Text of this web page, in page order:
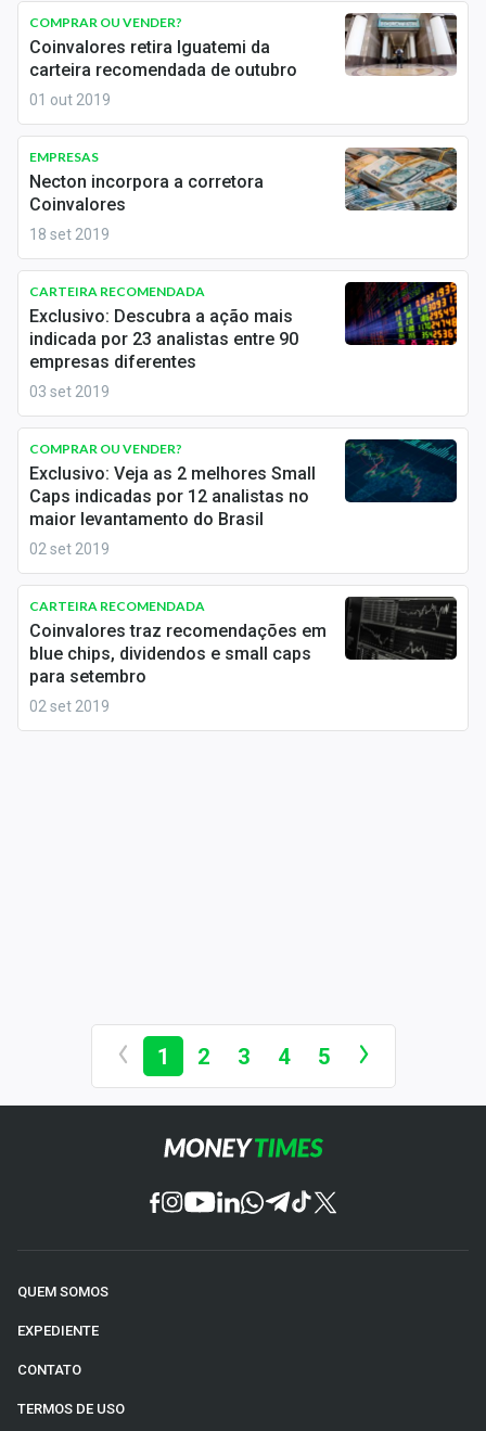
Política
Colunas
Especiais
Internacional
Marketing
Tecnologia
Conteúdo de Marca
Sobre
Expediente
Contato
COMPRAR OU VENDER?
Coinvalores retira Iguatemi da
carteira recomendada de outubro
01 out 2019
EMPRESAS
Necton incorpora a corretora
Coinvalores
18 set 2019
CARTEIRA RECOMENDADA
Exclusivo: Descubra a ação mais
indicada por 23 analistas entre 90
empresas diferentes
03 set 2019
COMPRAR OU VENDER?
Exclusivo: Veja as 2 melhores Small
Caps indicadas por 12 analistas no
maior levantamento do Brasil
02 set 2019
CARTEIRA RECOMENDADA
Coinvalores traz recomendações em
blue chips, dividendos e small caps
para setembro
02 set 2019
1 2 3 4 5
QUEM SOMOS
EXPEDIENTE
CONTATO
TERMOS DE USO